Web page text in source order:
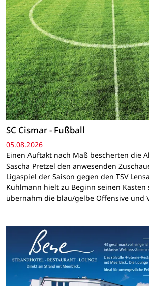
SC Cismar - Fußball
05.08.2026
Einen Auftakt nach Maß bescherten die
Sascha Pretzel den anwesenden
Ligaspiel der Saison gegen den TSV
Kuhlmann hielt zu Beginn seinen Kasten
übernahm die blau/gelbe Offensive und